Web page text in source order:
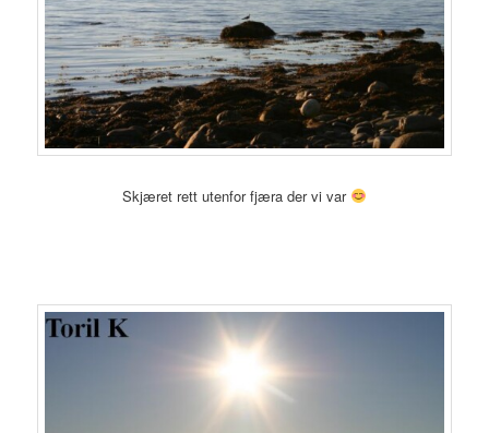
Skjæret rett utenfor fjæra der vi var